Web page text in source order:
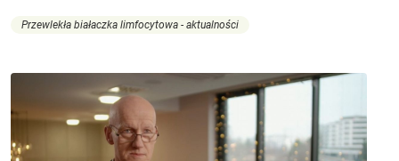
Przewlekła białaczka limfocytowa - aktualności